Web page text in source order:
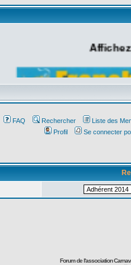
FAQ Rechercher
Liste des
Profil
Se connecter
Forum de l'association